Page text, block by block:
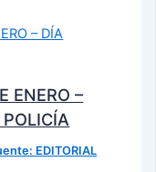
ENERO –
EDITORIAL